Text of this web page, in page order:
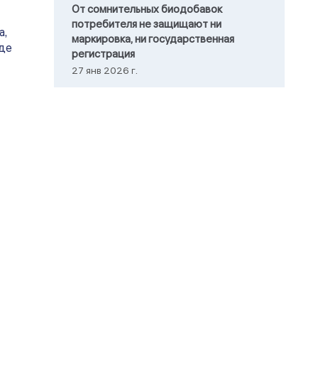
От сомнительных биодобавок
потребителя не защищают ни
маркировка, ни государственная
регистрация
27 янв 2026 г.